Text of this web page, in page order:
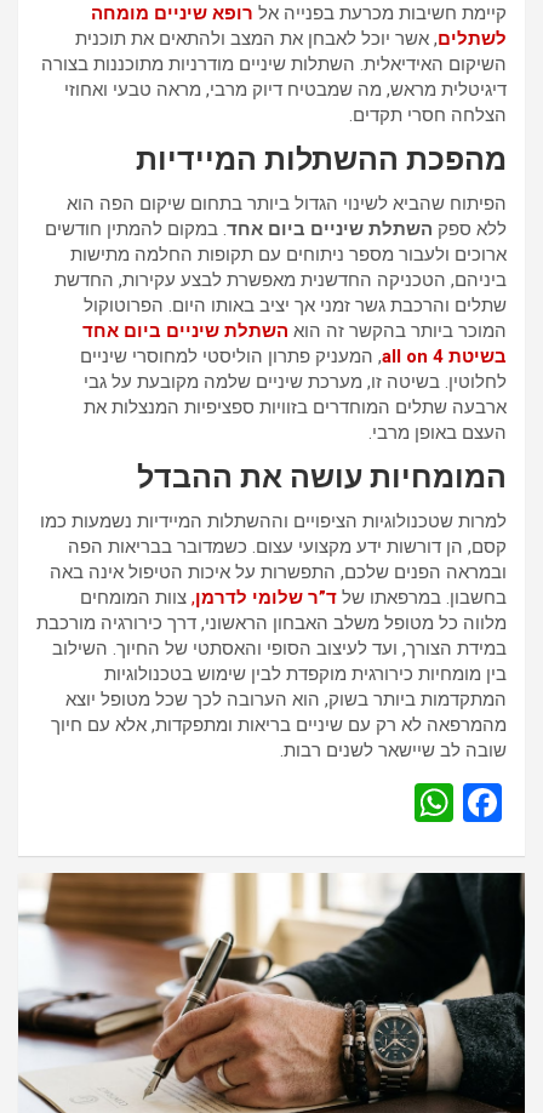
קיימת חשיבות מכרעת בפנייה אל רופא שיניים מומחה
לשתלים, אשר יוכל לאבחן את המצב ולהתאים את תוכנית
השיקום האידיאלית. השתלות שיניים מודרניות מתוכננות בצורה
דיגיטלית מראש, מה שמבטיח דיוק מרבי, מראה טבעי ואחוזי
הצלחה חסרי תקדים.
מהפכת ההשתלות המיידיות
הפיתוח שהביא לשינוי הגדול ביותר בתחום שיקום הפה הוא
ללא ספק השתלת שיניים ביום אחד. במקום להמתין חודשים
ארוכים ולעבור מספר ניתוחים עם תקופות החלמה מתישות
ביניהם, הטכניקה החדשנית מאפשרת לבצע עקירות, החדשת
שתלים והרכבת גשר זמני אך יציב באותו היום. הפרוטוקול
המוכר ביותר בהקשר זה הוא השתלת שיניים ביום אחד
בשיטת all on 4
, המעניק פתרון הוליסטי למחוסרי שיניים
לחלוטין. בשיטה זו, מערכת שיניים שלמה מקובעת על גבי
ארבעה שתלים המוחדרים בזוויות ספציפיות המנצלות את
העצם באופן מרבי.
המומחיות עושה את ההבדל
למרות שטכנולוגיות הציפויים וההשתלות המיידיות נשמעות כמו
קסם, הן דורשות ידע מקצועי עצום. כשמדובר בבריאות הפה
ובמראה הפנים שלכם, התפשרות על איכות הטיפול אינה באה
בחשבון. במרפאתו של ד”ר שלומי לדרמן, צוות המומחים
מלווה כל מטופל משלב האבחון הראשוני, דרך כירורגיה מורכבת
במידת הצורך, ועד לעיצוב הסופי והאסתטי של החיוך. השילוב
בין מומחיות כירורגית מוקפדת לבין שימוש בטכנולוגיות
המתקדמות ביותר בשוק, הוא הערובה לכך שכל מטופל יוצא
מהמרפאה לא רק עם שיניים בריאות ומתפקדות, אלא עם חיוך
שובה לב שיישאר לשנים רבות.
F
ce
o
k
at
s
p
p